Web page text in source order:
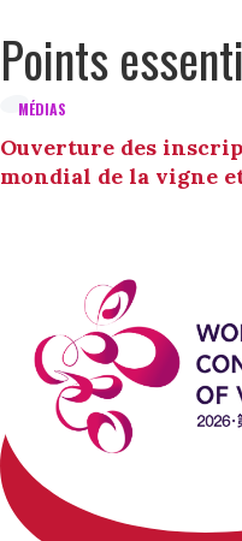
Points
MÉDIAS
Ouverture des
mondial de la vigne